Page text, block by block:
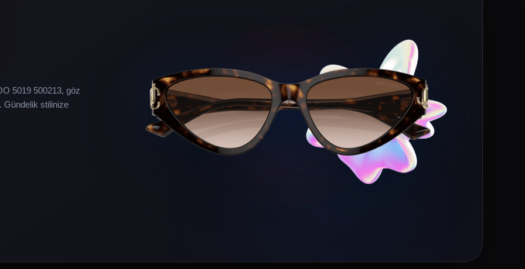
5019 500213, göz
Gündelik stilinize